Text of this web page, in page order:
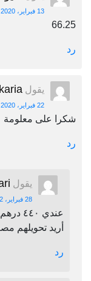
13 فبراير، 2020 الساعة 3:59 م
66.25
رد
يقول
22 فبراير، 2020 الساعة 1:31 ص
شكرا على معلومة
رد
يقول
28 فبراير، 2022 الساعة 12:23 ص
عندي ٤٤٠ درهم مغربي
أريد تحويلهم
رد